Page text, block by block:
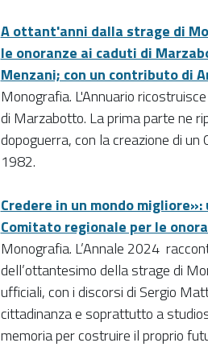
A ottant'anni dalla strage di
le onoranze ai caduti di
Menzani; con un contributo di
Monografia. L'Annuario
di Marzabotto. La prima parte ne
dopoguerra, con la creazione di
1982.
Credere in un mondo
Comitato regionale per le
Monografia. L’Annale 2024
dell’ottantesimo della strage di
ufficiali, con i discorsi di Sergio
cittadinanza e soprattutto a
memoria per costruire il proprio